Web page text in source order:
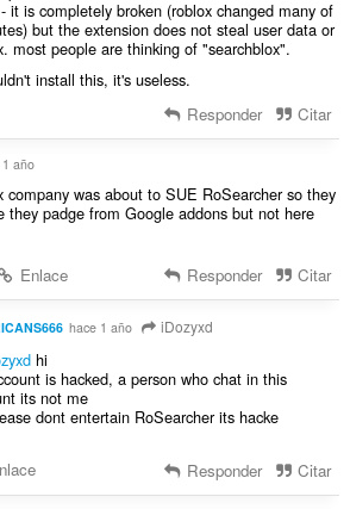
it is completely broken (roblox changed many of
but the extension does not steal user data or
most people are thinking of "searchblox".
install this, it's useless.
Responder Citar
año
company was about to SUE RoSearcher so they
they padge from Google addons but not here
Enlace Responder Citar
hace 1 año iDozyxd
hi
is hacked, a person who chat in this
its not me
dont entertain RoSearcher its hacke
Responder Citar